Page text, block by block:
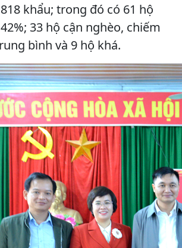
khẩu; trong đó có 61 hộ
33 hộ cận nghèo, chiếm
bình và 9 hộ khá.